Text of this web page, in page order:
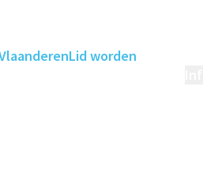
Lid worden